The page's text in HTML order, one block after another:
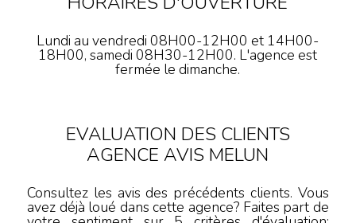
Lundi au vendredi 08H00-12H00 et 14H00-
18H00, samedi 08H30-12H00. L'agence est
fermée le dimanche.
EVALUATION DES CLIENTS
AGENCE AVIS MELUN
Consultez les avis des précédents clients. Vous
avez déjà loué dans cette agence? Faites part de